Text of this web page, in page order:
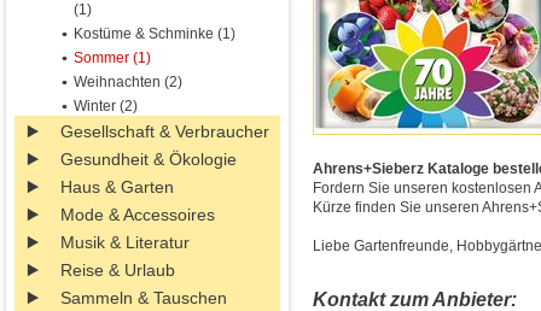
(1)
Kostüme & Schminke (1)
Sommer (1)
Weihnachten (2)
Winter (2)
Gesellschaft & Verbraucher
Gesundheit & Ökologie
Haus & Garten
Mode & Accessoires
Musik & Literatur
Reise & Urlaub
Sammeln & Tauschen
Ahrens+Sieberz Kataloge
Fordern Sie unseren kostenlosen
Kürze finden Sie unseren
Liebe Gartenfreunde,
Kontakt zum Anbieter: